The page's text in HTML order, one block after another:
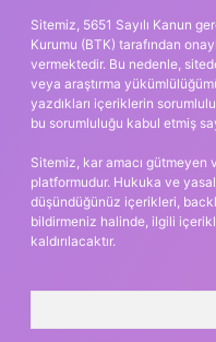
Sitemiz, 5651 Sayılı Kanun
Kurumu (BTK) tarafından
vermektedir. Bu nedenle,
veya araştırma
yazdıkları içeriklerin
bu sorumluluğu kabul etmiş
Sitemiz, kar amacı gütmeyen
platformudur. Hukuka ve
düşündüğünüz içerikleri,
bildirmeniz halinde, ilgili
kaldırılacaktır.